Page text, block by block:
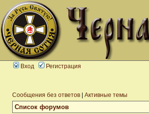
Вход Регистрация
Сообщения без ответов Активные темы
Список форумов